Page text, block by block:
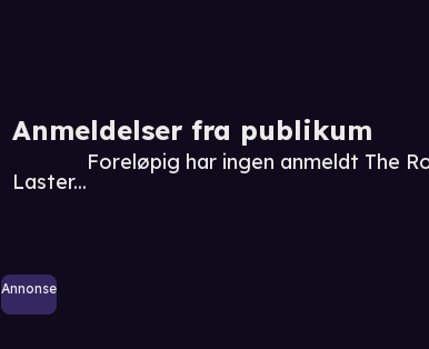
Anmeldelser fra publikum
Laster...
Foreløpig har ingen anmeldt The
Annonse